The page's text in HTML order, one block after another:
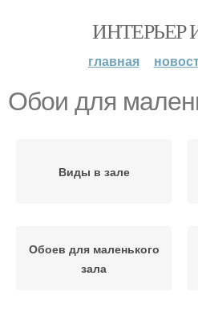
ИНТЕРЬЕР
главная
Обои для
Виды в зале
Обоев для маленького
зала